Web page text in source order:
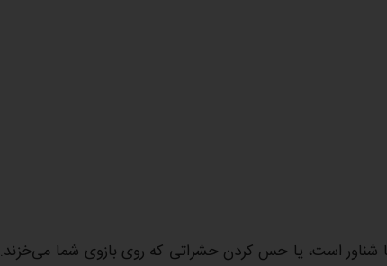
شناور است، یا حس کردن حشراتی که روی بازوی شما می‌خزند.